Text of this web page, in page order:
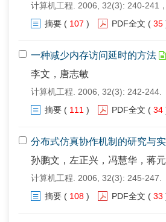
计算机工程. 2006, 32(3): 240-241
摘要 ( 107 ) PDF全文 ( 35
一种减少内存访问延时的方法
李文，唐志敏
计算机工程. 2006, 32(3): 242-244.
摘要 ( 111 ) PDF全文 ( 34
分布式仿真协作机制的研究与
孙鹏文，左正兴，冯慧华，蒋
计算机工程. 2006, 32(3): 245-247.
摘要 ( 108 ) PDF全文 ( 33